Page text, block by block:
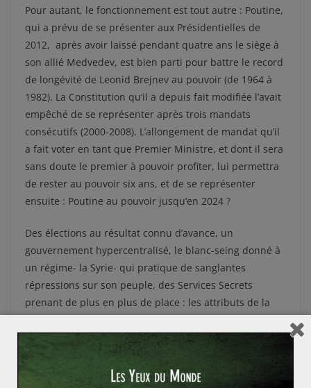
Pour autant, le fonctionnement est tout autre : Poutine,
qui a prévu de se présenter aux Présidentielles de
2012, après avoir laissé pendant quatre ans le siège à
son allié Medvedev, est bien parti pour battre le record
de longévité de Leonid Brejnev au pouvoir (de 1964 à
1982). La Constitution qu’il a depuis fait modifiée l’avait
empêché de se représenter après trois mandats
consécutifs (2000-2008). L’allongement de mandat qu’il
a fait voter en tant que Premier Ministre, et dont il sera
sans doute le premier à pouvoir profiter, lui permettra
de rester au pouvoir six ans, et de se représenter
ensuite : Poutine au pouvoir jusqu’en 2024 ?
Des élections au résultat connu d’avance, un
gouvernement hypercentralisé, le blanc-seing donné à
un régime- la Syrie- qui pratique de sanglantes
répressions sur son peuple, des Services Secrets
prenant de plus en plus de place : les attributs de la
Russie d’aujourd’hui sont de plus en plus éloignés de
l’idée que l’on peut se faire d’une démocratie. Mais tant
que la Russie (et sa population) y trouve son compte…